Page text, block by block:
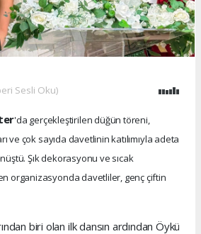
Sesli Oku)
'da gerçekleştirilen düğün töreni,
ve çok sayıda davetlinin katılımıyla adeta
Şık dekorasyonu ve sıcak
organizasyonda davetliler, genç çiftin
biri olan ilk dansın ardından Öykü